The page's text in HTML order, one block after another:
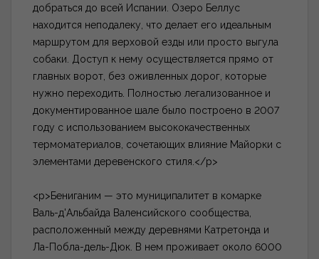
добраться до всей Испании. Озеро Беллус
находится неподалеку, что делает его идеальным
маршрутом для верховой езды или просто выгула
собаки. Доступ к нему осуществляется прямо от
главных ворот, без оживленных дорог, которые
нужно переходить. Полностью легализованное и
документированное шале было построено в 2007
году с использованием высококачественных
термоматериалов, сочетающих влияние Майорки с
элементами деревенского стиля.</p>
<p>Бениганим — это муниципалитет в комарке
Валь-д'Альбайда Валенсийского сообщества,
расположенный между деревнями Катретонда и
Ла-Побла-дель-Дюк. В нем проживает около 6000